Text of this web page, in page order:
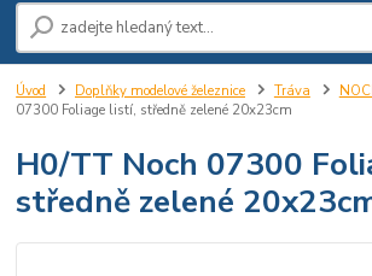
Úvod Doplňky modelové železnice Tráva
07300 Foliage listí, středně zelené 20x23cm
H0/TT Noch 07300
středně zelené